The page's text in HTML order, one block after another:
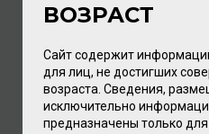
ВОЗРАСТ
Сайт содержит
для лиц, не достигших
возраста. Сведения,
исключительно
предназначены только